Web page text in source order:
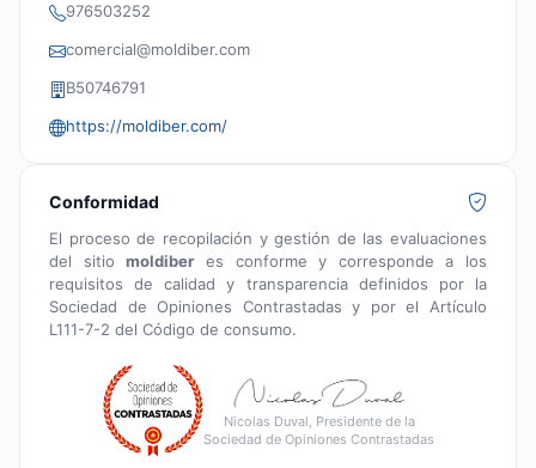
976503252
comercial@moldiber.com
B50746791
https://moldiber.com/
Conformidad
El proceso de recopilación y gestión de las evaluaciones
del sitiomoldiber es conforme y corresponde a los
requisitos de calidad y transparencia definidos por la
Sociedad de Opiniones Contrastadas y por el Artículo
L111-7-2 del Código de consumo.
Nicolas Duval, Presidente de la
Sociedad de Opiniones Contrastadas